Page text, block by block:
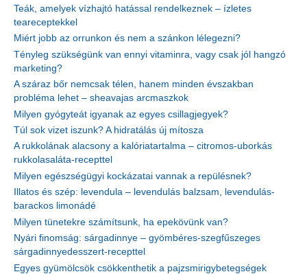
Teák, amelyek vízhajtó hatással rendelkeznek – ízletes
teareceptekkel
Miért jobb az orrunkon és nem a szánkon lélegezni?
Tényleg szükségünk van ennyi vitaminra, vagy csak jól hangzó
marketing?
A száraz bőr nemcsak télen, hanem minden évszakban
probléma lehet – sheavajas arcmaszkok
Milyen gyógyteát igyanak az egyes csillagjegyek?
Túl sok vizet iszunk? A hidratálás új mítosza
A rukkolának alacsony a kalóriatartalma – citromos-uborkás
rukkolasaláta-recepttel
Milyen egészségügyi kockázatai vannak a repülésnek?
Illatos és szép: levendula – levendulás balzsam, levendulás-
barackos limonádé
Milyen tünetekre számítsunk, ha epekövünk van?
Nyári finomság: sárgadinnye – gyömbéres-szegfűszeges
sárgadinnyedesszert-recepttel
Egyes gyümölcsök csökkenthetik a pajzsmirigybetegségek